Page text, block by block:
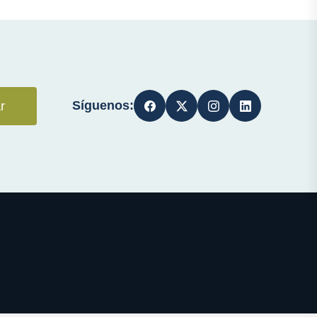
Síguenos: